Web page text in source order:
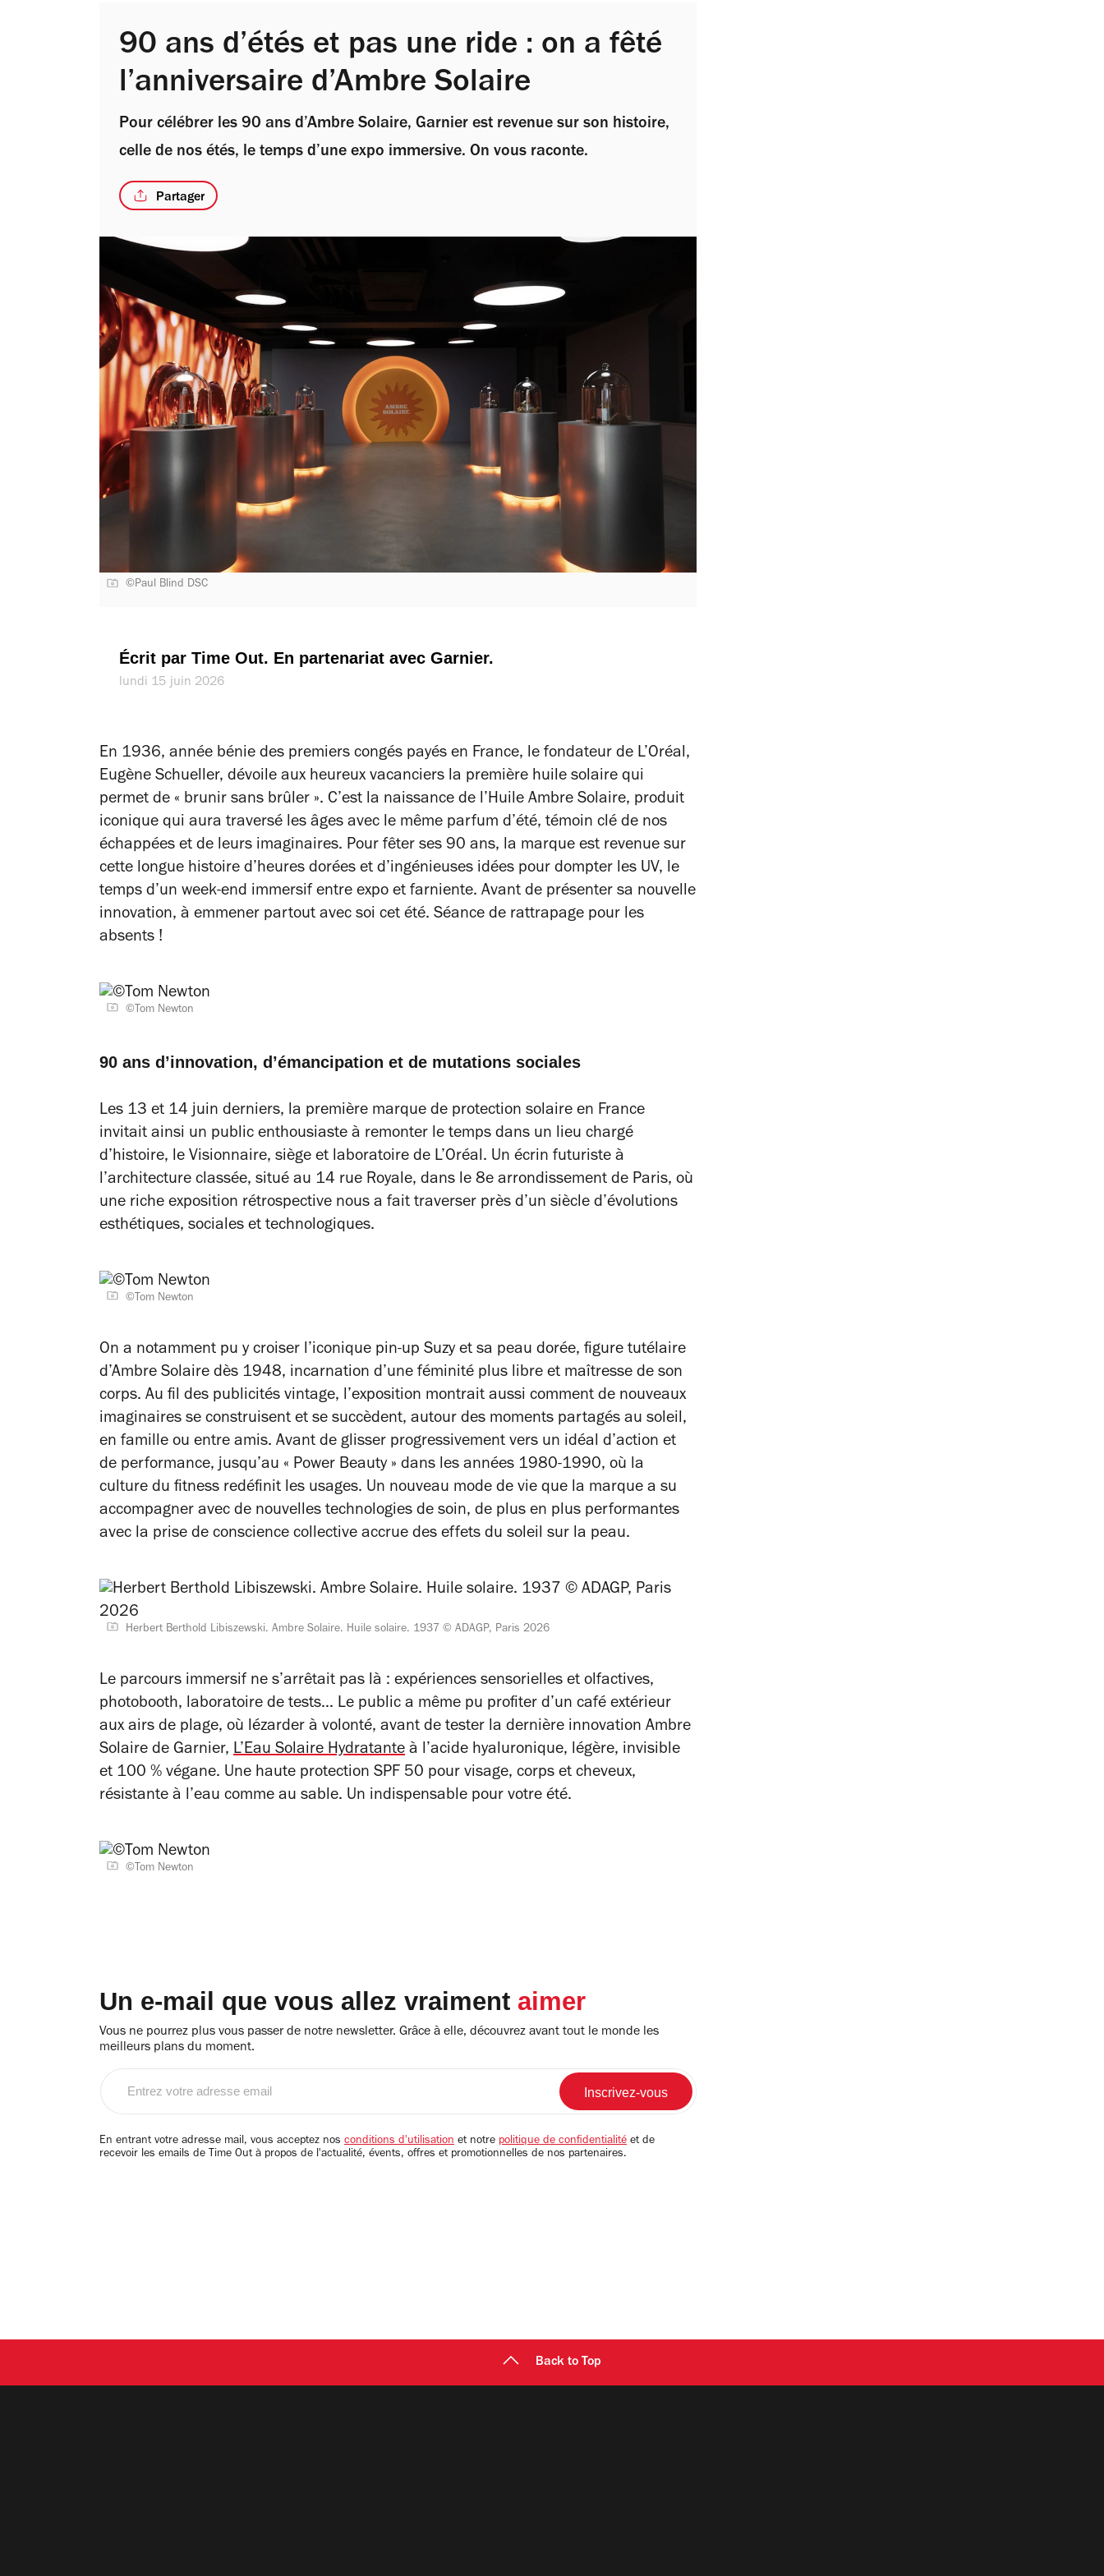
90 ans d’étés et pas une ride : on a fêté
l’anniversaire d’Ambre Solaire
Pour célébrer les 90 ans d’Ambre Solaire, Garnier est revenue sur son histoire,
celle de nos étés, le temps d’une expo immersive. On vous raconte.
Partager
©Paul Blind DSC
Écrit par Time Out. En partenariat avec Garnier.
lundi 15 juin 2026
En 1936, année bénie des premiers congés payés en France, le fondateur de L’Oréal,
Eugène Schueller, dévoile aux heureux vacanciers la première huile solaire qui
permet de « brunir sans brûler ». C’est la naissance de l’Huile Ambre Solaire, produit
iconique qui aura traversé les âges avec le même parfum d’été, témoin clé de nos
échappées et de leurs imaginaires. Pour fêter ses 90 ans, la marque est revenue sur
cette longue histoire d’heures dorées et d’ingénieuses idées pour dompter les UV, le
temps d’un week-end immersif entre expo et farniente. Avant de présenter sa nouvelle
innovation, à emmener partout avec soi cet été. Séance de rattrapage pour les
absents !
©Tom Newton
90 ans d’innovation, d’émancipation et de mutations sociales
Les 13 et 14 juin derniers, la première marque de protection solaire en France
invitait ainsi un public enthousiaste à remonter le temps dans un lieu chargé
d’histoire, le Visionnaire, siège et laboratoire de L’Oréal. Un écrin futuriste à
l’architecture classée, situé au 14 rue Royale, dans le 8e arrondissement de Paris, où
une riche exposition rétrospective nous a fait traverser près d’un siècle d’évolutions
esthétiques, sociales et technologiques.
©Tom Newton
On a notamment pu y croiser l’iconique pin-up Suzy et sa peau dorée, figure tutélaire
d’Ambre Solaire dès 1948, incarnation d’une féminité plus libre et maîtresse de son
corps. Au fil des publicités vintage, l’exposition montrait aussi comment de nouveaux
imaginaires se construisent et se succèdent, autour des moments partagés au soleil,
en famille ou entre amis. Avant de glisser progressivement vers un idéal d’action et
de performance, jusqu’au « Power Beauty » dans les années 1980-1990, où la
culture du fitness redéfinit les usages. Un nouveau mode de vie que la marque a su
accompagner avec de nouvelles technologies de soin, de plus en plus performantes
avec la prise de conscience collective accrue des effets du soleil sur la peau.
Herbert Berthold Libiszewski. Ambre Solaire. Huile solaire. 1937 © ADAGP, Paris 2026
Le parcours immersif ne s’arrêtait pas là : expériences sensorielles et olfactives,
photobooth, laboratoire de tests… Le public a même pu profiter d’un café extérieur
aux airs de plage, où lézarder à volonté, avant de tester la dernière innovation Ambre
Solaire de Garnier, L’Eau Solaire Hydratante à l’acide hyaluronique, légère, invisible
et 100 % végane. Une haute protection SPF 50 pour visage, corps et cheveux,
résistante à l’eau comme au sable. Un indispensable pour votre été.
©Tom Newton
Un e-mail que vous allez vraiment aimer
Vous ne pourrez plus vous passer de notre newsletter. Grâce à elle, découvrez avant tout le monde les
meilleurs plans du moment.
email
En entrant votre adresse mail, vous acceptez nos conditions d'utilisation et notre politique de confidentialité et de
recevoir les emails de Time Out à propos de l'actualité, évents, offres et promotionnelles de nos partenaires.
Back to Top